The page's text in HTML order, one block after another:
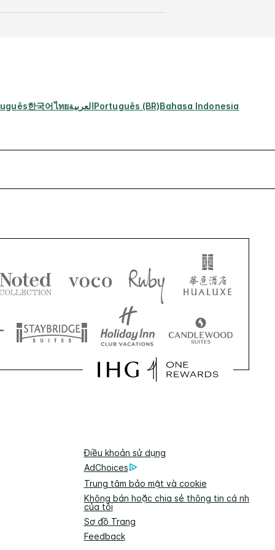
한국어ไทยالعربيةPortuguês (BR)Bahasa Indonesia
Điều khoản sử dụng
AdChoices
Trung tâm bảo mật và cookie
Không bán hoặc chia sẻ thông tin cá nhân
của tôi
Sơ đồ Trang
Feedback